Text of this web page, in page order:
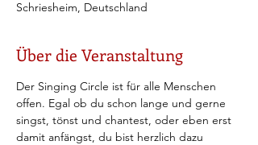
Schriesheim, Deutschland
Über die Veranstaltung
Der Singing Circle ist für alle Menschen
offen. Egal ob du schon lange und gerne
singst, tönst und chantest, oder eben erst
damit anfängst, du bist herzlich dazu